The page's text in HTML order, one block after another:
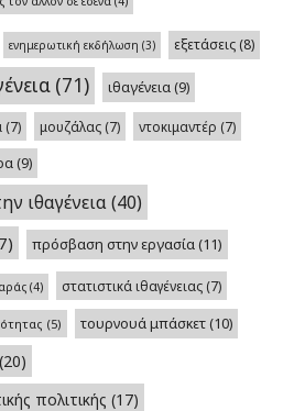
ενημερωτική εκδήλωση (3) εξετάσεις (8)
(71) ιθαγένεια(9)
(7) μουζάλας (7) ντοκιμαντέρ (7)
(9)
ιθαγένεια(40)
πρόσβαση στην εργασία(11)
(4) στατιστικά ιθαγένειας (7)
(5) τουρνουά μπάσκετ(10)
(20)
πολιτικής (17)